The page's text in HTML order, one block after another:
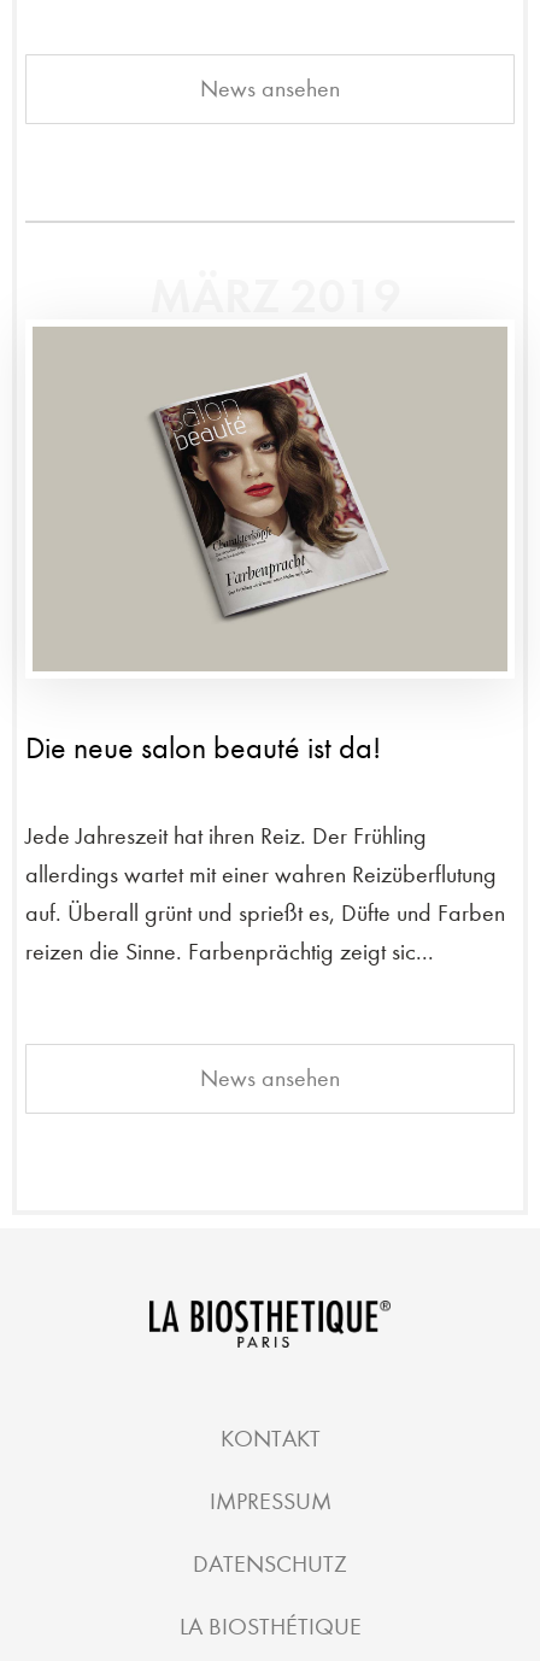
News ansehen
Die neue salon beauté ist da!
Jede Jahreszeit hat ihren Reiz. Der Frühling
allerdings wartet mit einer wahren Reizüberflutung
auf. Überall grünt und sprießt es, Düfte und Farben
reizen die Sinne. Farbenprächtig zeigt sic...
News ansehen
KONTAKT
IMPRESSUM
DATENSCHUTZ
LA BIOSTHÉTIQUE